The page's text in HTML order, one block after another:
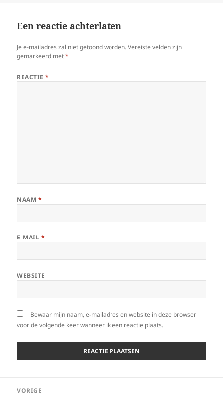
Een reactie achterlaten
Je e-mailadres zal niet getoond worden. Vereiste velden zijn
gemarkeerd met*
REACTIE*
NAAM *
E-MAIL *
WEBSITE
Bewaar mijn naam, e-mailadres en website in deze browser
voor de volgende keer wanneer ik een reactie plaats.
VORIGE